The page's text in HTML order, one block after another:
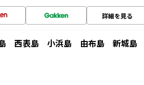
詳細を見る
西表島 小浜島 由布島 新城島